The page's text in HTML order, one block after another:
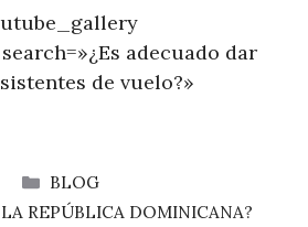
adecuado dar
de vuelo?»
CATEGORÍAS
BLOG
LA REPÚBLICA DOMINICANA?